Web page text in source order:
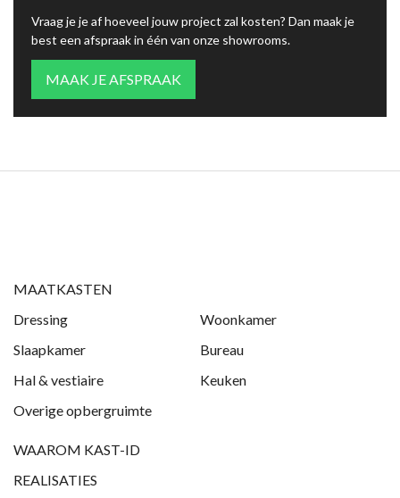
Vraag je je af hoeveel jouw project zal kosten? Dan maak je
best een afspraak in één van onze showrooms.
MAAK JE AFSPRAAK
MAATKASTEN
Dressing
Woonkamer
Slaapkamer
Bureau
Hal & vestiaire
Keuken
Overige opbergruimte
WAAROM KAST-ID
REALISATIES